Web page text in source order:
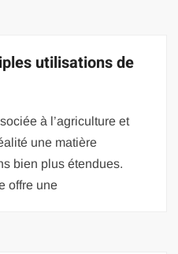
utilisations de
à l’agriculture et
une matière
bien plus étendues.
offre une